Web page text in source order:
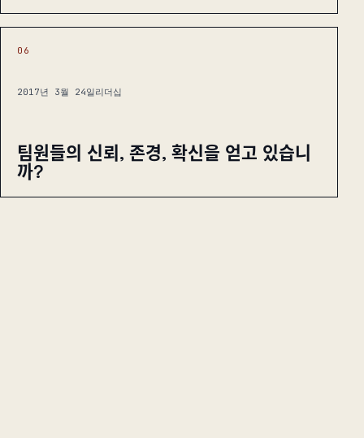
06
2017년 3월 24일리더십
팀원들의 신뢰, 존경, 확신을 얻고 있습니
까?